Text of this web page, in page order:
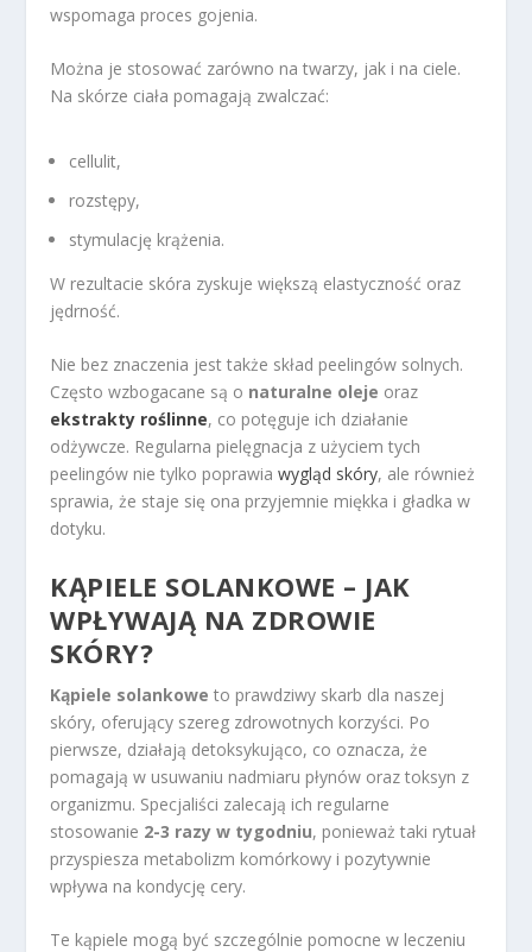
wspomaga proces gojenia.
Można je stosować zarówno na twarzy, jak i na ciele.
Na skórze ciała pomagają zwalczać:
cellulit,
rozstępy,
stymulację krążenia.
W rezultacie skóra zyskuje większą elastyczność oraz
jędrność.
Nie bez znaczenia jest także skład peelingów solnych.
Często wzbogacane są o naturalne oleje oraz
ekstrakty roślinne, co potęguje ich działanie
odżywcze. Regularna pielęgnacja z użyciem tych
peelingów nie tylko poprawiawygląd skóry, ale również
sprawia, że staje się ona przyjemnie miękka i gładka w
dotyku.
KĄPIELE SOLANKOWE – JAK
WPŁYWAJĄ NA ZDROWIE
SKÓRY?
Kąpiele solankowe to prawdziwy skarb dla naszej
skóry, oferujący szereg zdrowotnych korzyści. Po
pierwsze, działają detoksykująco, co oznacza, że
pomagają w usuwaniu nadmiaru płynów oraz toksyn z
organizmu. Specjaliści zalecają ich regularne
stosowanie 2-3 razy w tygodniu, ponieważ taki rytuał
przyspiesza metabolizm komórkowy i pozytywnie
wpływa na kondycję cery.
Te kąpiele mogą być szczególnie pomocne w leczeniu